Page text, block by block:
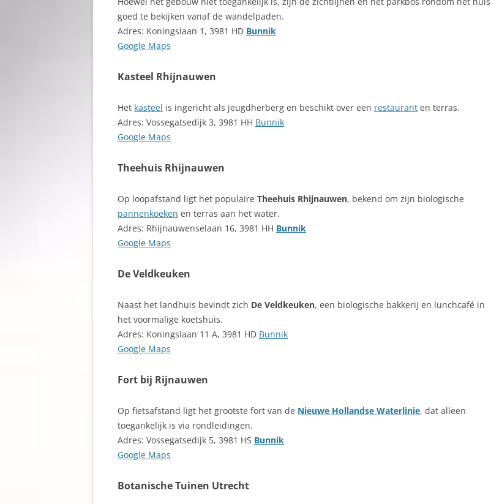
goed te bekijken vanaf de wandelpaden.
Adres: Koningslaan 1, 3981 HD Bunnik
Google Maps
Kasteel Rhijnauwen
Het kasteel is ingericht als jeugdherberg en beschikt over een restaurant en terras.
Adres: Vossegatsedijk 3, 3981 HH Bunnik
Google Maps
Theehuis Rhijnauwen
Op loopafstand ligt het populaire Theehuis Rhijnauwen, bekend om zijn biologische
pannenkoeken en terras aan het water.
Adres: Rhijnauwenselaan 16, 3981 HH Bunnik
Google Maps
De Veldkeuken
Naast het landhuis bevindt zich De Veldkeuken, een biologische bakkerij en lunchcafé in
het voormalige koetshuis.
Adres: Koningslaan 11 A, 3981 HD Bunnik
Google Maps
Fort bij Rijnauwen
Op fietsafstand ligt het grootste fort van de Nieuwe Hollandse Waterlinie, dat alleen
toegankelijk is via rondleidingen.
Adres: Vossegatsedijk 5, 3981 HS Bunnik
Google Maps
Botanische Tuinen Utrecht